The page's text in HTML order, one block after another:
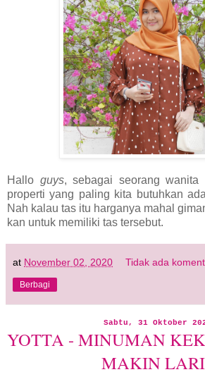
Hallo guys, sebagai seorang wanita
properti yang paling kita butuhkan
Nah kalau tas itu harganya mahal
kan untuk memiliki tas tersebut.
at November 02, 2020 Tidak ada
Berbagi
Sabtu, 31 Oktober
YOTTA - MINUMAN
MAKIN